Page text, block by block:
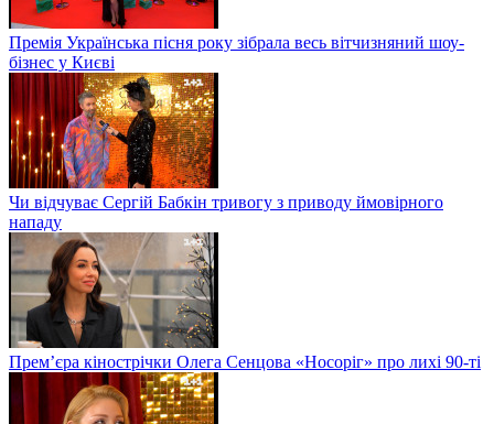
Премія Українська пісня року зібрала весь вітчизняний шоу-
бізнес у Києві
Чи відчуває Сергій Бабкін тривогу з приводу ймовірного
нападу
Прем’єра кінострічки Олега Сенцова «Носоріг» про лихі 90-ті